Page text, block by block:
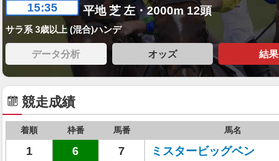
15:35 平地 芝 左・2000m 12頭
サラ系 3歳以上 (混合)ハンデ
データ分析 オッズ 結果
競走成績
着順 枠番 馬番 馬名
1 6 7 ミスタービッグベン